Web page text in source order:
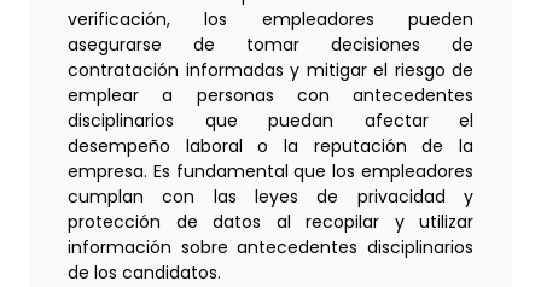
verificación, los empleadores pueden
asegurarse de tomar decisiones de
contratación informadas y mitigar el riesgo de
emplear a personas con antecedentes
disciplinarios que puedan afectar el
desempeño laboral o la reputación de la
empresa. Es fundamental que los empleadores
cumplan con las leyes de privacidad y
protección de datos al recopilar y utilizar
información sobre antecedentes disciplinarios
de los candidatos.